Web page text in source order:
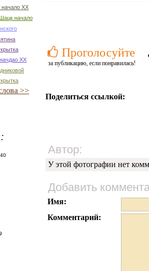
ХХ
начало
ХХ
>>
Проголосуйте
за публикацию, если понравилась!
Поделиться ссылкой:
Автор:
У этой фотографии нет
Добавить
Имя:
Комментарий: